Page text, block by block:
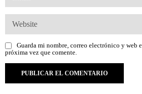
Guarda mi nombre, correo electrónico y web
próxima vez que comente.